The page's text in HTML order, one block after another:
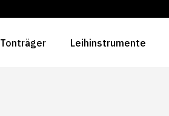
Tonträger Leihinstrumente